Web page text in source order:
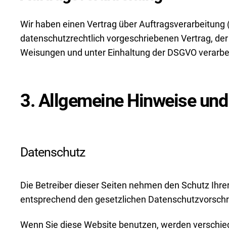
Wir haben einen Vertrag über
datenschutzrechtlich vorgeschriebenen Vertrag,
Weisungen und unter Einhaltung der DSGVO
3. Allgemeine Hinweise
Datenschutz
Die Betreiber dieser Seiten nehmen den Schutz
entsprechend den gesetzlichen
Wenn Sie diese Website benutzen, werden